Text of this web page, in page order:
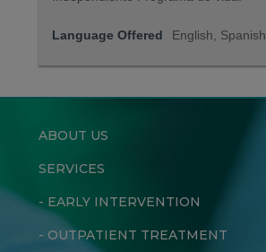
Language Offered English, Spanish
ABOUT US
SERVICES
- EARLY INTERVENTION
- OUTPATIENT TREATMENT